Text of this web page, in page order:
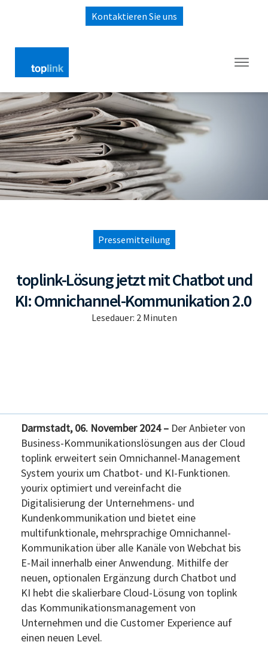
Kontaktieren Sie uns
Pressemitteilung
toplink-Lösung jetzt mit Chatbot und
KI: Omnichannel-Kommunikation 2.0
Lesedauer: 2 Minuten
Darmstadt, 06. November 2024 – Der Anbieter von
Business-Kommunikationslösungen aus der Cloud
toplink erweitert sein Omnichannel-Management
System yourix um Chatbot- und KI-Funktionen.
yourix optimiert und vereinfacht die
Digitalisierung der Unternehmens- und
Kundenkommunikation und bietet eine
multifunktionale, mehrsprachige Omnichannel-
Kommunikation über alle Kanäle von Webchat bis
E-Mail innerhalb einer Anwendung. Mithilfe der
neuen, optionalen Ergänzung durch Chatbot und
KI hebt die skalierbare Cloud-Lösung von toplink
das Kommunikationsmanagement von
Unternehmen und die Customer Experience auf
einen neuen Level.